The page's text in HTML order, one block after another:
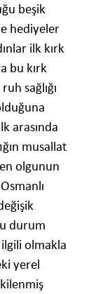
beşik
hediyeler
ilk kırk
bu kırk
sağlığı
arasında
musallat
olgunun
durum
olmakla
yerel